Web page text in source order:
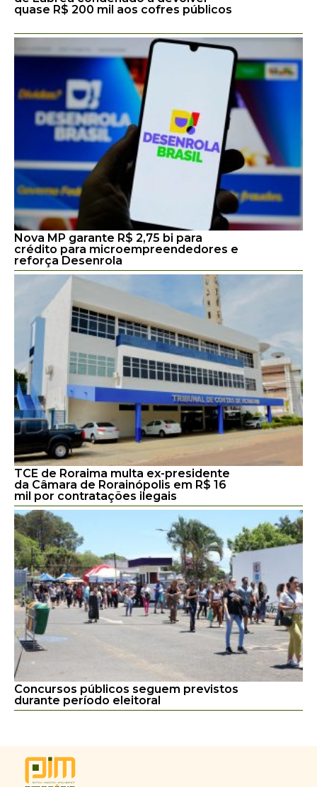
quase R$ 200 mil aos cofres públicos
Nova MP garante R$ 2,75 bi para
crédito para microempreendedores e
reforça Desenrola
TCE de Roraima multa ex-presidente
da Câmara de Rorainópolis em R$ 16
mil por contratações ilegais
Concursos públicos seguem previstos
durante período eleitoral